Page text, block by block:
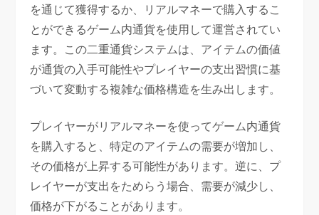
を通じて獲得するか、リアルマネーで購入するこ
とができるゲーム内通貨を使用して運営されてい
ます。この二重通貨システムは、アイテムの価値
が通貨の入手可能性やプレイヤーの支出習慣に基
づいて変動する複雑な価格構造を生み出します。
プレイヤーがリアルマネーを使ってゲーム内通貨
を購入すると、特定のアイテムの需要が増加し、
その価格が上昇する可能性があります。逆に、プ
レイヤーが支出をためらう場合、需要が減少し、
価格が下がることがあります。